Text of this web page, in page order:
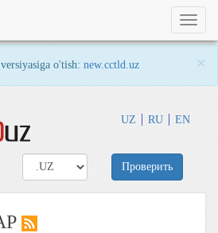
o'tish: new.cctld.uz ×
UZ RU EN
Toggle
Проверить